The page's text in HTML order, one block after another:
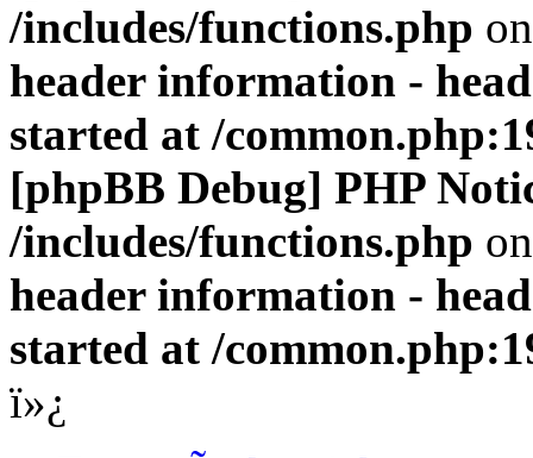
/includes/functions.php
header information -
started at /
[phpBB Debug] PHP
/includes/functions.php
header information -
started at /
ï»¿